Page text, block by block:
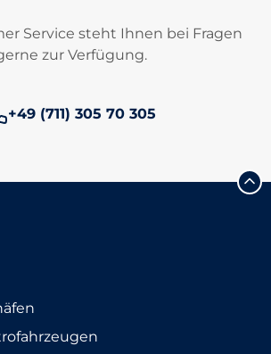
Service steht Ihnen bei Fragen
zur Verfügung.
Telefonnummer:
+49 (711) 305 70 305